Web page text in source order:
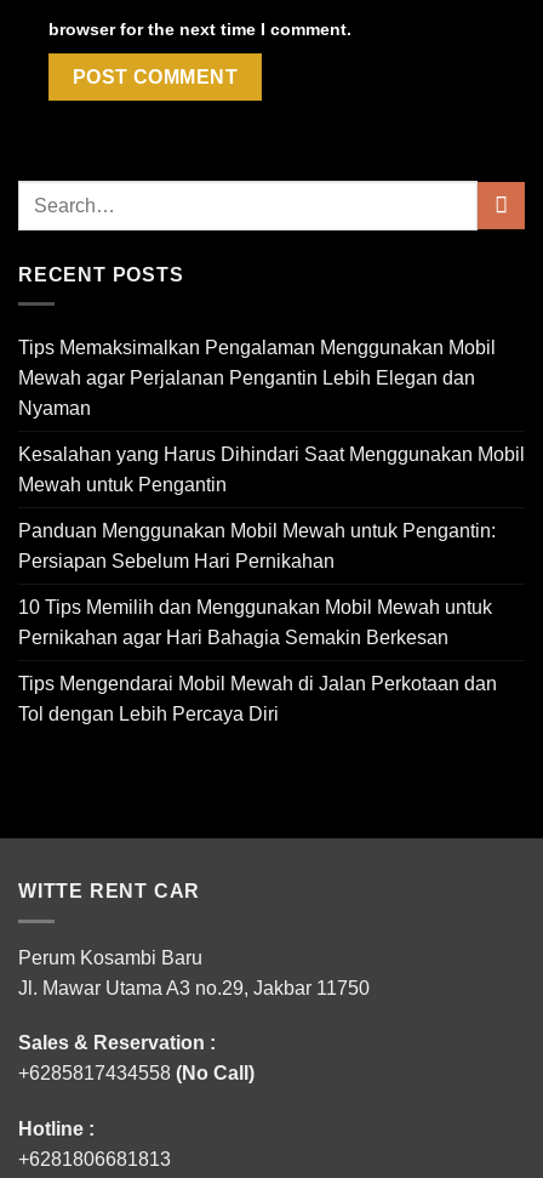
browser for the next time I comment.
RECENT POSTS
Tips Memaksimalkan Pengalaman Menggunakan Mobil
Mewah agar Perjalanan Pengantin Lebih Elegan dan
Nyaman
Kesalahan yang Harus Dihindari Saat Menggunakan Mobil
Mewah untuk Pengantin
Panduan Menggunakan Mobil Mewah untuk Pengantin:
Persiapan Sebelum Hari Pernikahan
10 Tips Memilih dan Menggunakan Mobil Mewah untuk
Pernikahan agar Hari Bahagia Semakin Berkesan
Tips Mengendarai Mobil Mewah di Jalan Perkotaan dan
Tol dengan Lebih Percaya Diri
WITTE RENT CAR
Perum Kosambi Baru
Jl. Mawar Utama A3 no.29, Jakbar 11750
Sales & Reservation :
+6285817434558 (No Call)
Hotline :
+6281806681813